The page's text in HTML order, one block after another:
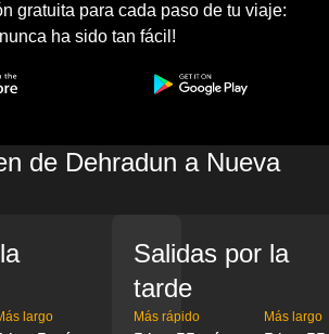
gratuita para cada paso de tu viaje:
ha sido tan fácil!
de Dehradun a Nueva
largo
Salidas por la
tarde
Más rápido Más largo